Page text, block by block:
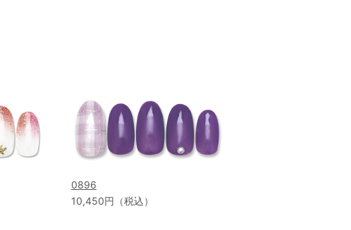
0896
10,450円（税込）